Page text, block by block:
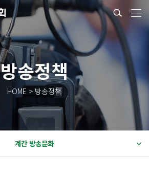
방송정책
HOME > 방송정책
계간 방송문화